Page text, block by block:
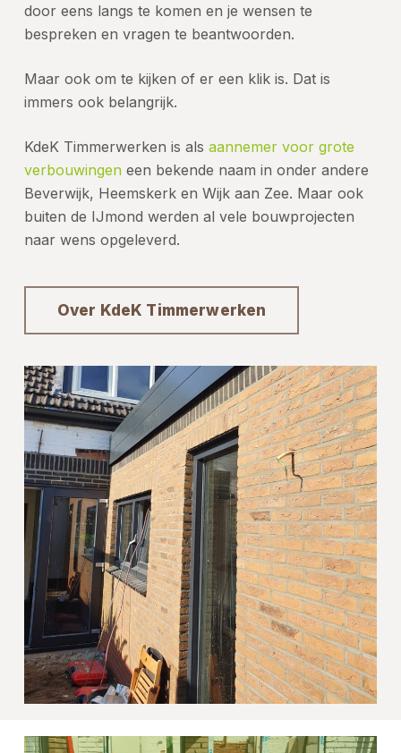
door eens langs te komen en je wensen te
bespreken en vragen te beantwoorden.
Maar ook om te kijken of er een klik is. Dat is
immers ook belangrijk.
KdeK Timmerwerken is als aannemer voor grote
verbouwingeneen bekende naam in onder andere
Beverwijk, Heemskerk en Wijk aan Zee. Maar ook
buiten de IJmond werden al vele bouwprojecten
naar wens opgeleverd.
Over KdeK Timmerwerken